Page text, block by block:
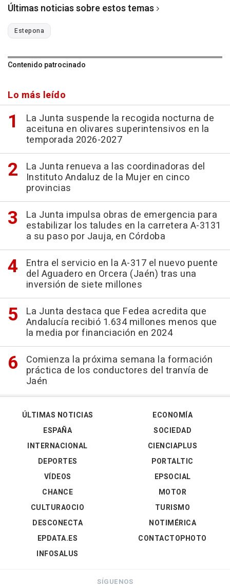
Últimas noticias sobre estos temas
Estepona
Contenido patrocinado
Lo más leído
La Junta suspende la recogida nocturna de
aceituna en olivares superintensivos en la
temporada 2026-2027
La Junta renueva a las coordinadoras del
Instituto Andaluz de la Mujer en cinco
provincias
La Junta impulsa obras de emergencia para
estabilizar los taludes en la carretera A-3131
a su paso por Jauja, en Córdoba
Entra el servicio en la A-317 el nuevo puente
del Aguadero en Orcera (Jaén) tras una
inversión de siete millones
La Junta destaca que Fedea acredita que
Andalucía recibió 1.634 millones menos que
la media por financiación en 2024
Comienza la próxima semana la formación
práctica de los conductores del tranvía de
Jaén
ÚLTIMAS NOTICIAS
ESPAÑA
INTERNACIONAL
DEPORTES
VÍDEOS
ECONOMÍA
SOCIEDAD
CIENCIAPLUS
PORTALTIC
EPSOCIAL
CHANCE
CULTURAOCIO
DESCONECTA
EPDATA.ES
INFOSALUS
MOTOR
TURISMO
NOTIMÉRICA
CONTACTOPHOTO
SÍGUENOS